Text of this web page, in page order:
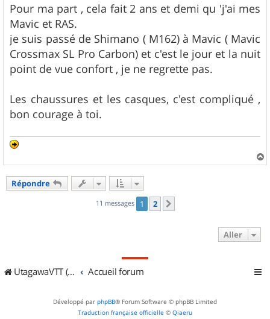
s
s
a
g
e
Pour ma part , cela fait 2 ans et demi qu 'j'ai mes
Mavic et RAS.
je suis passé de Shimano ( M162) à Mavic ( Mavic
Crossmax SL Pro Carbon) et c'est le jour et la nuit
point de vue confort , je ne regrette pas.
Les chaussures et les casques, c'est compliqué ,
bon courage à toi.
a
Répondre
11 messages 1 2
Aller
UtagawaVTT (Randos VTT et VTTAE avec traces GPS) Accueil forum
Développé par phpBB® Forum Software © phpBB Limited
Traduction française officielle © Qiaeru